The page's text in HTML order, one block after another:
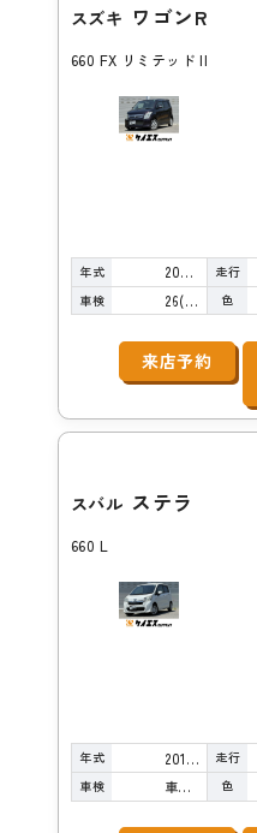
スズキ ワゴンR
660 FX リミテッド II
年式 2009年 走行
車検 26(R8)/08 色
来店予約
スバル ステラ
660 L
年式 2013年 走行
車検 車検整備付 色